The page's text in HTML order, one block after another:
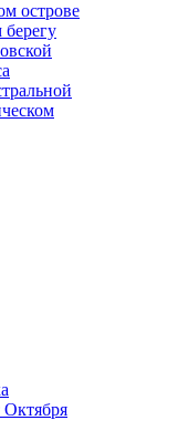
острове